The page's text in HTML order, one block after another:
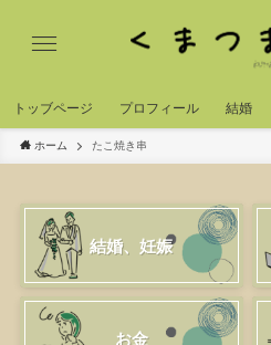
トッブページ プロフィール 結婚
ホーム たこ焼き串
結婚、妊娠
お金